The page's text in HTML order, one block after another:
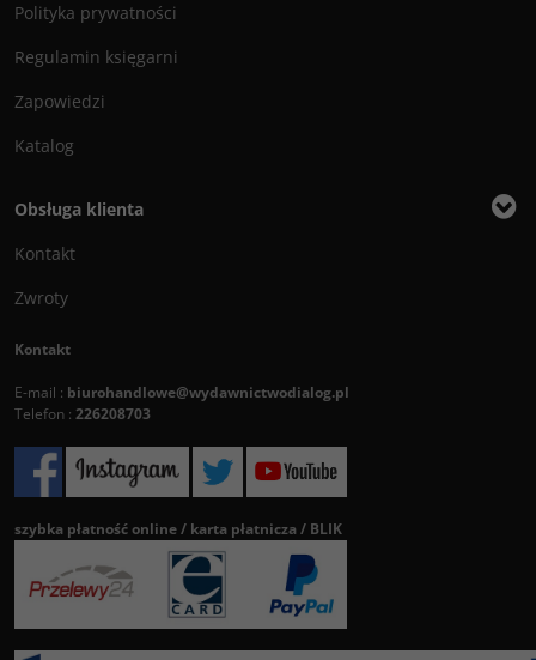
Polityka prywatności
Regulamin księgarni
Zapowiedzi
Katalog
Obsługa klienta
Kontakt
Zwroty
Kontakt
E-mail : biurohandlowe@wydawnictwodialog.pl
Telefon : 226208703
szybka płatność online / karta płatnicza / BLIK